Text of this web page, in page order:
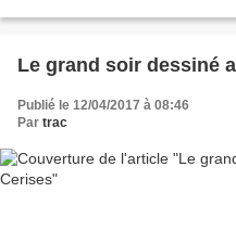
Le grand soir dessiné
Publié le 12/04/2017 à 08:46
Par trac